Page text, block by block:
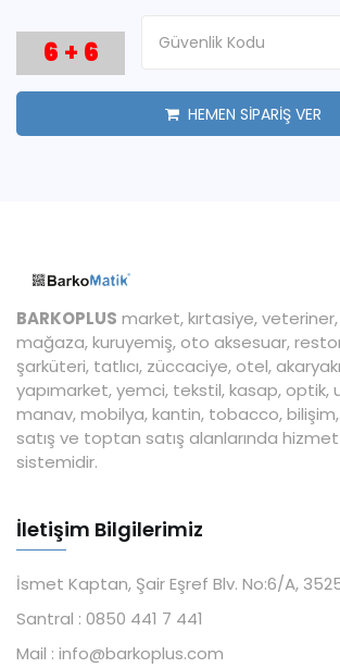
6 + 6
HEMEN SİPARİŞ VER
BARKOPLUS market, kırtasiye,
mağaza, kuruyemiş, oto aksesuar,
şarküteri, tatlıcı, züccaciye, otel,
yapımarket, yemci, tekstil, kasap, optik,
manav, mobilya, kantin, tobacco,
satış ve toptan satış alanlarında
sistemidir.
İletişim Bilgilerimiz
İsmet Kaptan, Şair Eşref Blv. No:6/A,
Santral : 0850 441 7 441
Mail : info@barkoplus.com